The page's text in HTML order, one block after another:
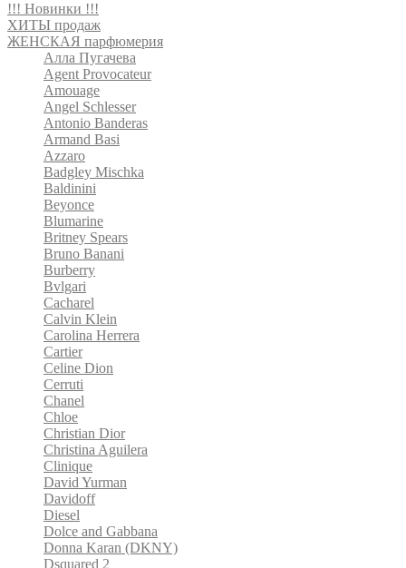
!!! Новинки !!!
ХИТЫ продаж
ЖЕНСКАЯ парфюмерия
Алла Пугачева
Agent Provocateur
Amouage
Angel Schlesser
Antonio Banderas
Armand Basi
Azzaro
Badgley Mischka
Baldinini
Beyonce
Blumarine
Britney Spears
Bruno Banani
Burberry
Bvlgari
Cacharel
Calvin Klein
Carolina Herrera
Cartier
Celine Dion
Cerruti
Chanel
Chloe
Christian Dior
Christina Aguilera
Clinique
David Yurman
Davidoff
Diesel
Dolce and Gabbana
Donna Karan (DKNY)
Dsquared 2